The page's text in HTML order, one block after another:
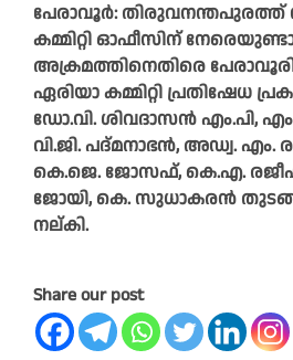
പേരാവൂർ: തിരുവനന്തപുരത്ത്
കമ്മിറ്റി ഓഫീസിന്‌
അക്രമത്തിനെതിരെ
ഏരിയാ കമ്മിറ്റി പ്രതിഷേധ
ഡോ.വി. ശിവദാസൻ എം.പി,
വി.ജി. പദ്മനാഭൻ, അഡ്വ. എം.
കെ.ജെ. ജോസഫ്, കെ.എ. രജീഷ്,
ജോയി, കെ. സുധാകരൻ
നല്കി.
Share our post